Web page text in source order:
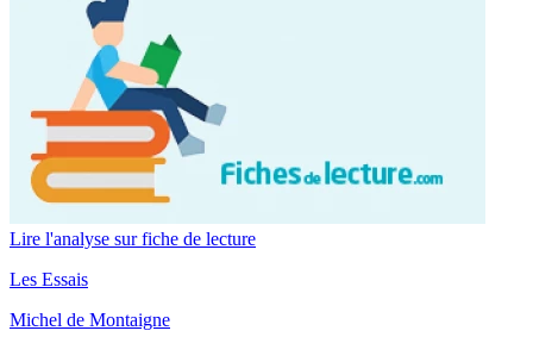
Lire l'analyse sur fiche de lecture
Les Essais
Michel de Montaigne